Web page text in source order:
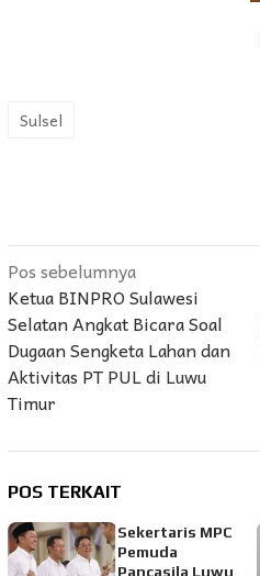
Sulsel
Navigasi
pos
Pos sebelumnya
Ketua BINPRO Sulawesi
Selatan Angkat Bicara Soal
Dugaan Sengketa Lahan dan
Aktivitas PT PUL di Luwu
Timur
POS TERKAIT
Sekertaris MPC
Pemuda
Pancasila Luwu